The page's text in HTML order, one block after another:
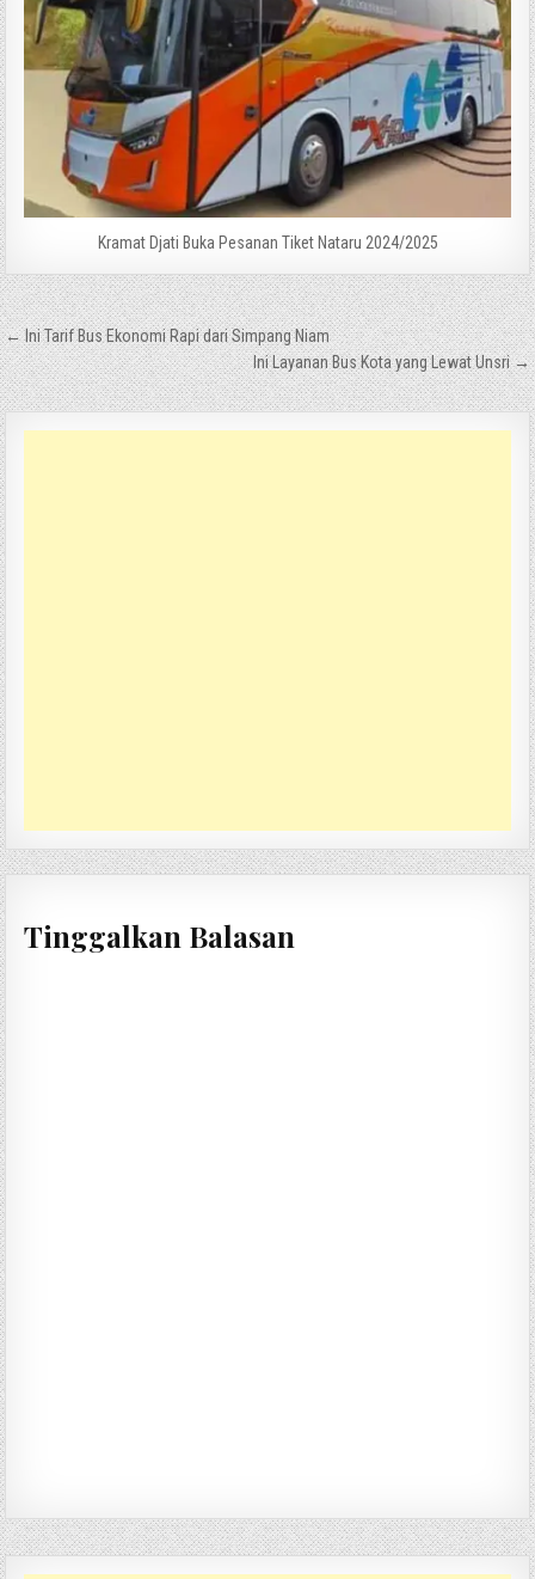
Kramat Djati Buka Pesanan Tiket Nataru 2024/2025
Navigasi
pos
← Ini Tarif Bus Ekonomi Rapi dari Simpang Niam
Ini Layanan Bus Kota yang Lewat Unsri →
Tinggalkan Balasan